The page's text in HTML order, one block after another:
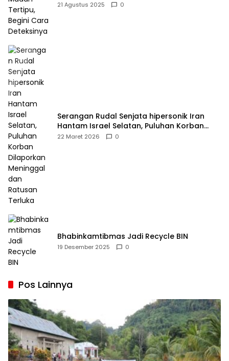
21 Agustus 2025 0
Serangan Rudal Senjata hipersonik Iran
Hantam Israel Selatan, Puluhan Korban
Dilaporkan Meninggal dan Ratusan Terluka
22 Maret 2026 0
Bhabinkamtibmas Jadi Recycle BIN
19 Desember 2025 0
Pos Lainnya